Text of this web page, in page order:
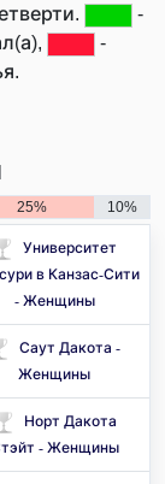
-
-
25% 10%
Университет
в Канзас-Сити
- Женщины
Саут Дакота -
Женщины
Норт Дакота
- Женщины